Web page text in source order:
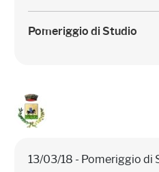
Pomeriggio di Studio
13/03/18 - Pomeriggio di